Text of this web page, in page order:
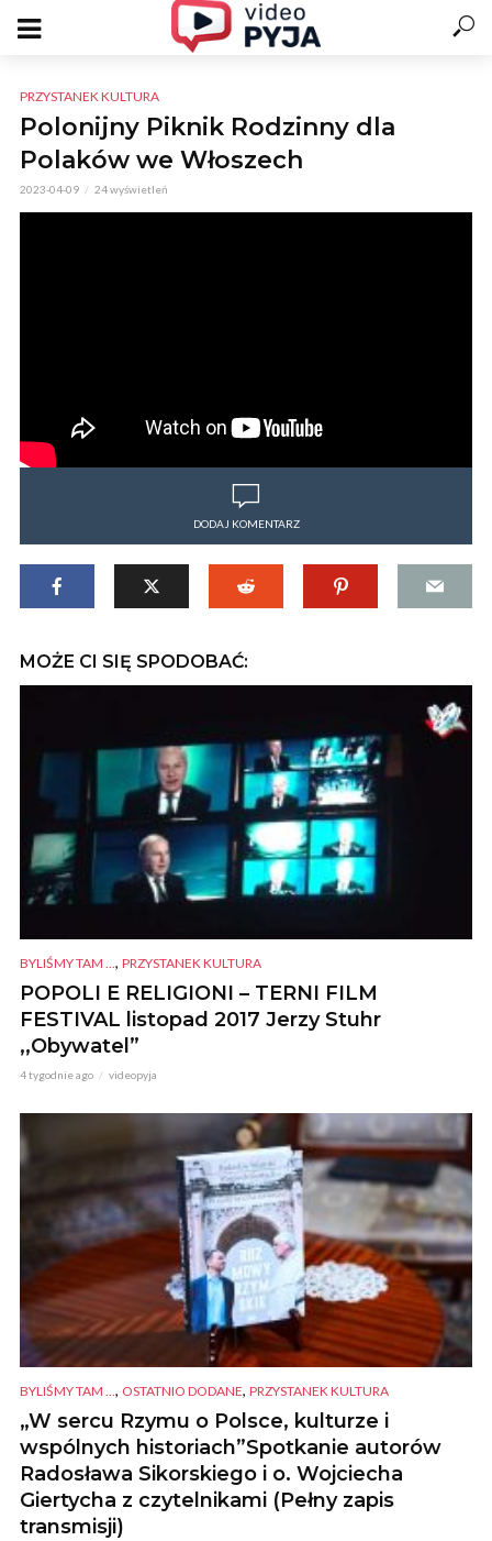
PRZYSTANEK KULTURA
Polonijny Piknik Rodzinny dla
Polaków we Włoszech
2023-04-09 24 wyświetleń
DODAJ KOMENTARZ
MOŻE CI SIĘ SPODOBAĆ:
BYLIŚMY TAM ..., PRZYSTANEK KULTURA
POPOLI E RELIGIONI – TERNI FILM
FESTIVAL listopad 2017 Jerzy Stuhr
,,Obywatel”
4 tygodnie ago videopyja
BYLIŚMY TAM ..., OSTATNIO DODANE, PRZYSTANEK KULTURA
„W sercu Rzymu o Polsce, kulturze i
wspólnych historiach”Spotkanie autorów
Radosława Sikorskiego i o. Wojciecha
Giertycha z czytelnikami (Pełny zapis
transmisji)